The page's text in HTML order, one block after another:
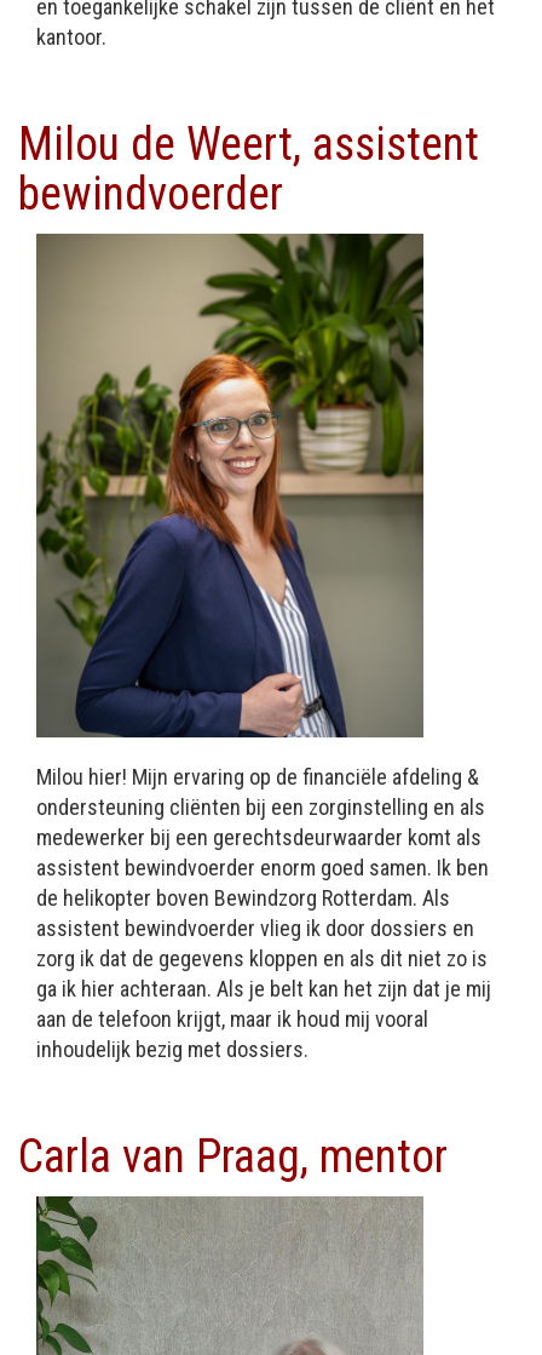
en toegankelijke schakel zijn tussen de cliënt en het
kantoor.
Milou de Weert, assistent
bewindvoerder
Milou hier! Mijn ervaring op de financiële afdeling &
ondersteuning cliënten bij een zorginstelling en als
medewerker bij een gerechtsdeurwaarder komt als
assistent bewindvoerder enorm goed samen. Ik ben
de helikopter boven Bewindzorg Rotterdam. Als
assistent bewindvoerder vlieg ik door dossiers en
zorg ik dat de gegevens kloppen en als dit niet zo is
ga ik hier achteraan. Als je belt kan het zijn dat je mij
aan de telefoon krijgt, maar ik houd mij vooral
inhoudelijk bezig met dossiers.
Carla van Praag, mentor
Afbeelding